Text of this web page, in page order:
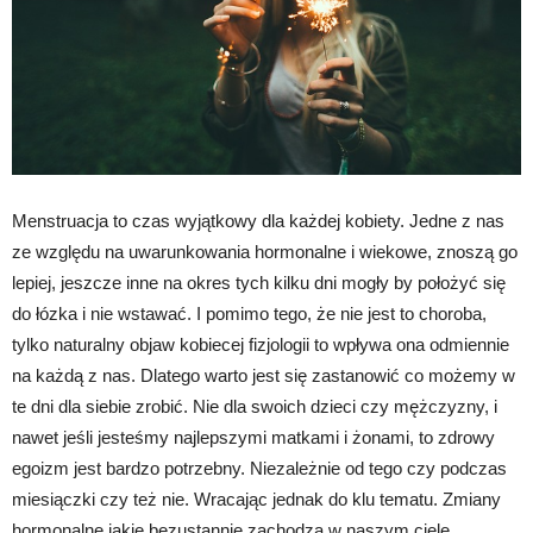
Menstruacja to czas wyjątkowy dla każdej kobiety. Jedne z nas
ze względu na uwarunkowania hormonalne i wiekowe, znoszą go
lepiej, jeszcze inne na okres tych kilku dni mogły by położyć się
do łózka i nie wstawać. I pomimo tego, że nie jest to choroba,
tylko naturalny objaw kobiecej fizjologii to wpływa ona odmiennie
na każdą z nas. Dlatego warto jest się zastanowić co możemy w
te dni dla siebie zrobić. Nie dla swoich dzieci czy mężczyzny, i
nawet jeśli jesteśmy najlepszymi matkami i żonami, to zdrowy
egoizm jest bardzo potrzebny. Niezależnie od tego czy podczas
miesiączki czy też nie. Wracając jednak do klu tematu. Zmiany